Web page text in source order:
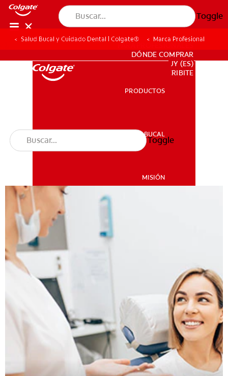
Toggle
SALUD BUCAL
PARA PROFESIONALES
DÓNDE COMPRAR
UY (ES)
SUSCRIBITE
PARA PROFESIONALES
DÓNDE COMPRAR
UY (ES)
SUSCRIBITE
PRODUCTOS
SALUD BUCAL
MISIÓN
CHEQUEO DE SALUD BUCAL
CORRESPONDENCIA DE PRODUCTOS
Toggle
Salud Bucal y Cuidado Dental | Colgate® Marca Profesional